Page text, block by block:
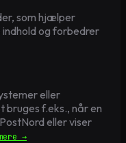
som hjælper
og forbedrer
eller
bruges f.eks., når en
eller viser
→